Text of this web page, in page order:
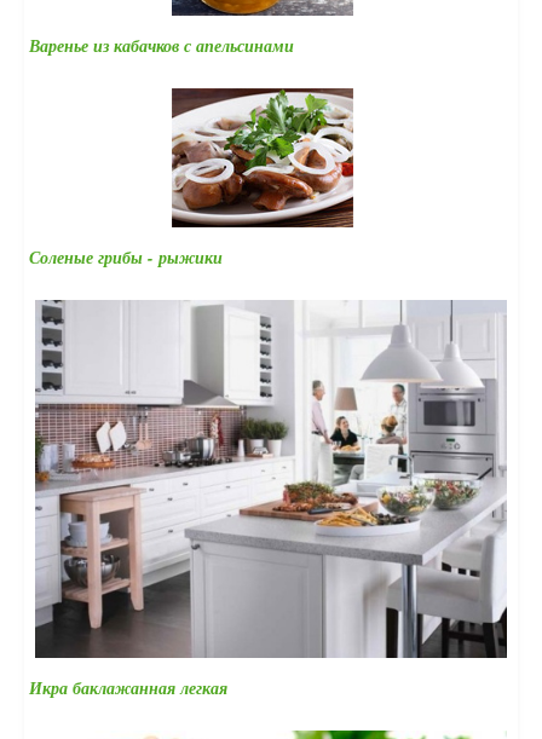
Варенье из кабачков с апельсинами
Соленые грибы - рыжики
Икра баклажанная легкая